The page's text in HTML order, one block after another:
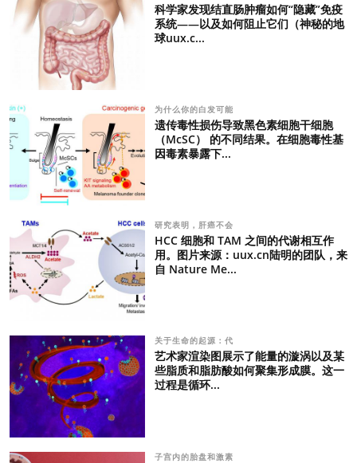
科学家发现结直肠肿瘤如何“隐藏”免疫
系统——以及如何阻止它们（神秘的地
球uux.c...
为什么你的白发可能
遗传毒性损伤导致黑色素细胞干细胞
（McSC） 的不同结果。在细胞毒性基
因毒素暴露下...
研究表明，肝癌不会
HCC 细胞和 TAM 之间的代谢相互作
用。图片来源：uux.cn陆明的团队，来
自 Nature Me...
关于生命的起源：代
艺术家渲染图展示了能量的漩涡以及某
些脂质和脂肪酸如何聚集形成膜。这一
过程是循环...
子宫内的胎盘和激素